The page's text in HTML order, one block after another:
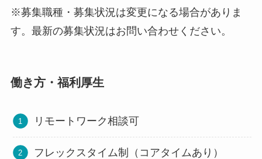
※募集職種・募集状況は変更になる場合がありま
す。最新の募集状況はお問い合わせください。
働き方・福利厚生
リモートワーク相談可
フレックスタイム制（コアタイムあり）